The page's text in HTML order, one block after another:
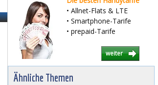
• Allnet-Flats & LTE
• Smartphone-Tarife
• prepaid-Tarife
weiter
Ähnliche Themen